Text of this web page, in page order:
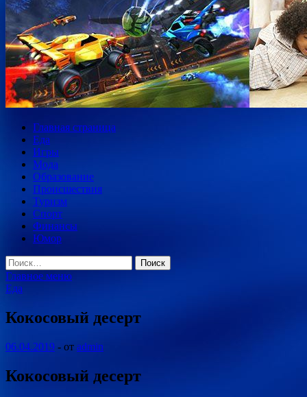
Главная страница
Еда
Игры
Мода
Образование
Происшествия
Туризм
Спорт
Финансы
Юмор
Найти:
Главное меню
Еда
Кокосовый десерт
06.04.2019 - от admin
Кокосовый десерт